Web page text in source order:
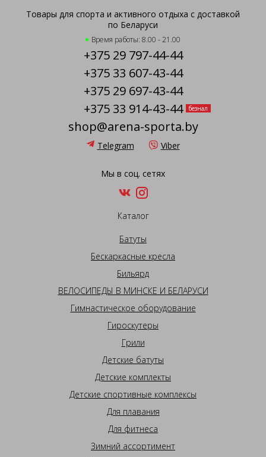
Товары для спорта и активного отдыха с доставкой
по Беларуси
Время работы: 8.00 - 21.00
+375 29 797-44-44
+375 33 607-43-44
+375 29 697-43-44
+375 33 914-43-44
безнал
shop@arena-sporta.by
Telegram Viber
Мы в соц. сетях
Каталог
Батуты
Бескаркасные кресла
Бильярд
ВЕЛОСИПЕДЫ В МИНСКЕ И БЕЛАРУСИ
Гимнастическое оборудование
Гироскутеры
Грили
Детские батуты
Детские комплекты
Детские спортивные комплексы
Для плавания
Для фитнеса
Зимний ассортимент